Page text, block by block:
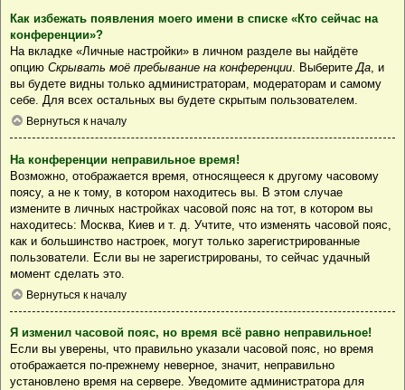
Как избежать появления моего имени в списке «Кто сейчас на
конференции»?
На вкладке «Личные настройки» в личном разделе вы найдёте
опцию Скрывать моё пребывание на конференции . Выберите Да , и
вы будете видны только администраторам, модераторам и самому
себе. Для всех остальных вы будете скрытым пользователем.
Вернуться к началу
На конференции неправильное время!
Возможно, отображается время, относящееся к другому часовому
поясу, а не к тому, в котором находитесь вы. В этом случае
измените в личных настройках часовой пояс на тот, в котором вы
находитесь: Москва, Киев и т. д. Учтите, что изменять часовой пояс,
как и большинство настроек, могут только зарегистрированные
пользователи. Если вы не зарегистрированы, то сейчас удачный
момент сделать это.
Вернуться к началу
Я изменил часовой пояс, но время всё равно неправильное!
Если вы уверены, что правильно указали часовой пояс, но время
отображается по-прежнему неверное, значит, неправильно
установлено время на сервере. Уведомите администратора для